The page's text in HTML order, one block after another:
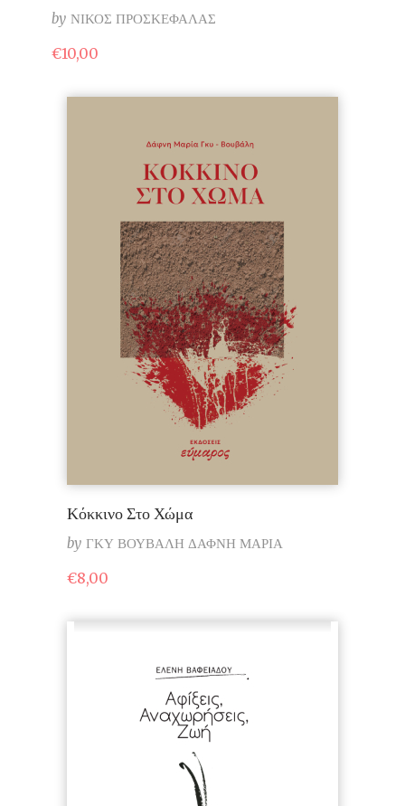
by ΝΙΚΟΣ ΠΡΟΣΚΕΦΑΛΑΣ
€10,00
Κόκκινο Στο Χώμα
by ΓΚΥ ΒΟΥΒΑΛΗ ΔΑΦΝΗ ΜΑΡΙΑ
€8,00